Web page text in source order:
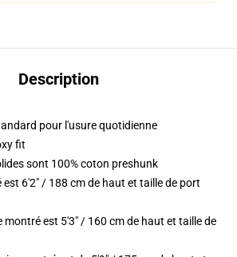
Description
pour l'usure quotidienne
fit
sont 100% coton preshunk
6'2" / 188 cm de haut et taille de port
montré est 5'3" / 160 cm de haut et taille de